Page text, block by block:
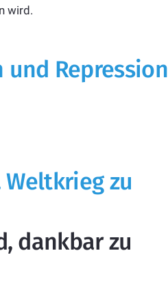
wird.
Repression
Weltkrieg zu
dankbar zu